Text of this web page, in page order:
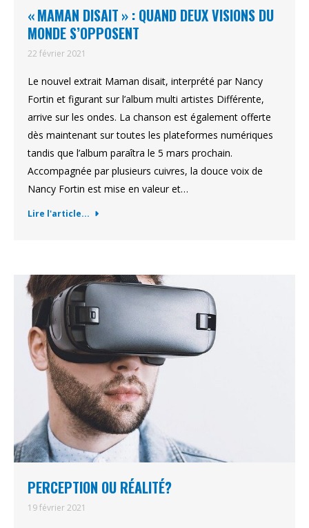
« MAMAN DISAIT » : QUAND DEUX VISIONS DU
MONDE S’OPPOSENT
22 février 2021
Le nouvel extrait Maman disait, interprété par Nancy
Fortin et figurant sur l’album multi artistes Différente,
arrive sur les ondes. La chanson est également offerte
dès maintenant sur toutes les plateformes numériques
tandis que l’album paraîtra le 5 mars prochain.
Accompagnée par plusieurs cuivres, la douce voix de
Nancy Fortin est mise en valeur et…
Lire l'article...
PERCEPTION OU RÉALITÉ?
19 février 2021